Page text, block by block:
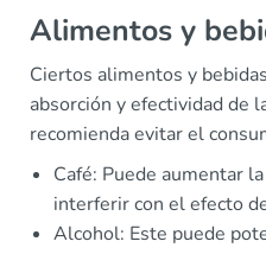
Alimentos y
Ciertos alimentos y
absorción y efectividad de
recomienda evitar el
Café: Puede aumentar
interferir con el efecto
Alcohol: Este puede